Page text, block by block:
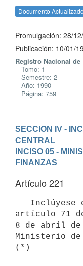
Documento Actualizado
Promulgación: 28/
Publicación: 10/01/
Registro Nacional de
Tomo: 1
Semestre: 2
Año: 1990
Página: 759
SECCION IV -
CENTRAL
INCISO 05 -
FINANZAS
Artículo 221
artículo 71
8 de abril
Ministerio de